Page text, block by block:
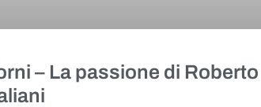
– La passione di Roberto